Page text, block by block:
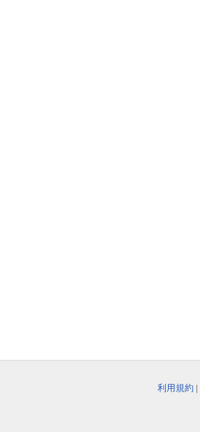
利用規約 |